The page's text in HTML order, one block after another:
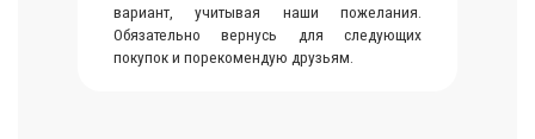
вариант, учитывая наши пожелания.
Обязательно вернусь для следующих
покупок и порекомендую друзьям.